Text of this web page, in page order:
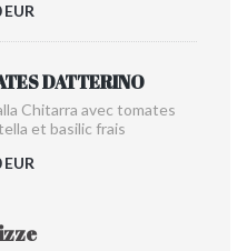
DATTERINO
Chitarra avec tomates
et basilic frais